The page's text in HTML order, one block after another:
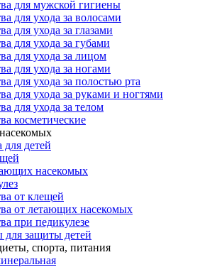
для мужской гигиены
для ухода за волосами
для ухода за глазами
для ухода за губами
для ухода за лицом
для ухода за ногами
для ухода за полостью рта
для ухода за руками и ногтями
для ухода за телом
косметические
для детей
насекомых
от клещей
от летающих насекомых
при педикулезе
для защиты детей
спорта, питания